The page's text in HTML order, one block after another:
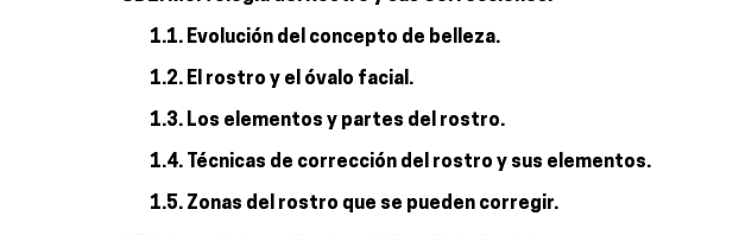
1.1. Evolución del concepto de belleza.
1.2. El rostro y el óvalo facial.
1.3. Los elementos y partes del rostro.
1.4. Técnicas de corrección del rostro y sus elementos.
1.5. Zonas del rostro que se pueden corregir.